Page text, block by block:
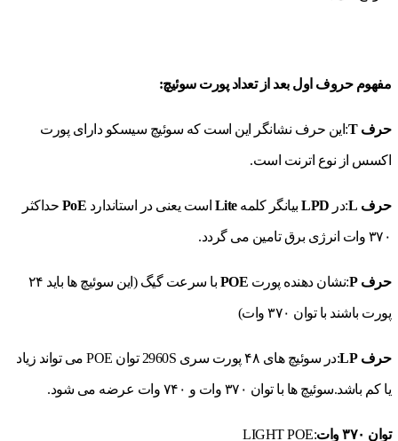
مفهوم حروف اول بعد از تعداد پورت سوئیچ:
حرف T :این حرف نشانگر این است که سوئیچ سیسکو دارای پورت
اکسس از نوع اترنت است.
حرف L:در LPD بیانگر کلمهLite است یعنی در استاندارد PoE حداکثر
۳۷۰ وات انرژی برق تامین می گردد.
حرف P:نشان دهنده پورت POE با سرعت گیگ (این سوئیچ ها باید ۲۴
پورت باشند با توان ۳۷۰ وات)
حرف LP :در سوئیچ های ۴۸ پورت سری 2960S توان POE می تواند زیاد
یا کم باشد.سوئیچ ها با توان ۳۷۰ وات و ۷۴۰ وات عرضه می شود.
توان ۳۷۰ وات :LIGHT POE